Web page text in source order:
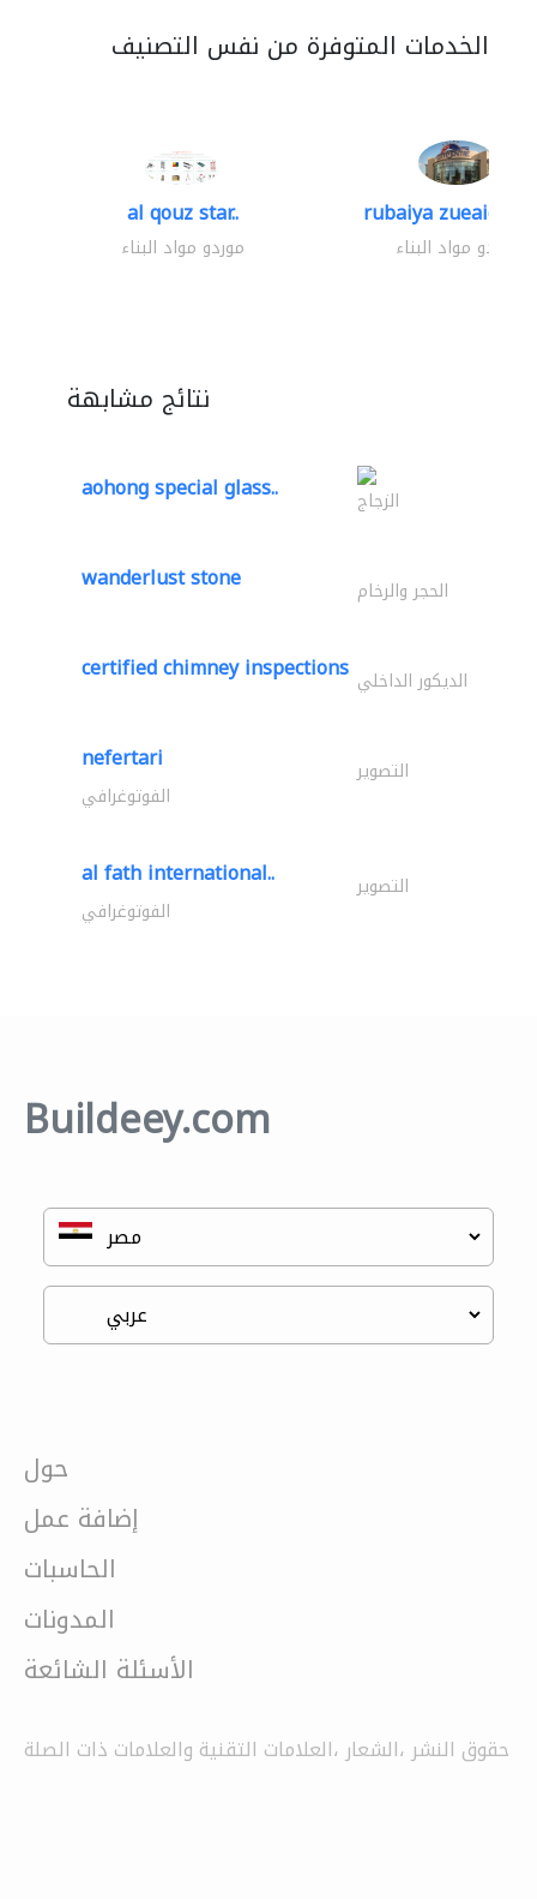
الخدمات المتوفرة من نفس التصنيف
al qouz star..
موردو مواد البناء
rubaiya zueaid
موردو مواد البناء
نتائج مشابهة
aohong special glass.. الزجاج
wanderlust stone الحجر والرخام
certified chimney inspections الديكور الداخلي
nefertari التصوير
الفوتوغرافي
al fath international.. التصوير
الفوتوغرافي
Buildeey.com
حول
إضافة عمل
الحاسبات
المدونات
الأسئلة الشائعة
حقوق النشر ،الشعار ،العلامات التقنية والعلامات ذات الصلة